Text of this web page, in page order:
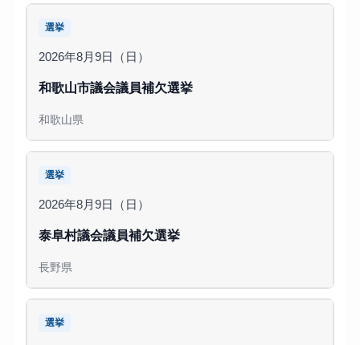
選挙
2026年8月9日（日）
和歌山市議会議員補欠選挙
和歌山県
選挙
2026年8月9日（日）
泰阜村議会議員補欠選挙
長野県
選挙